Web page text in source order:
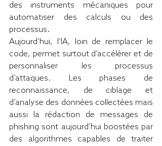
des instruments mécaniques pour
automatiser des calculs ou des
processus.
Aujourd’hui, l’IA, loin de remplacer le
code, permet surtout d’accélérer et de
personnaliser les processus
d’attaques. Les phases de
reconnaissance, de ciblage et
d’analyse des données collectées mais
aussi la rédaction de messages de
phishing sont aujourd’hui boostées par
des algorithmes capables de traiter